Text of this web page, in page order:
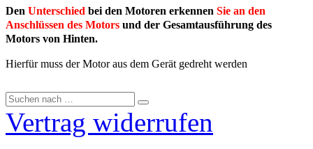
Den Unterschied bei den Motoren erkennen Sie an den
Anschlüssen des Motors und der Gesamtausführung des
Motors von Hinten.
Hierfür muss der Motor aus dem Gerät gedreht werden
Vertrag widerrufen